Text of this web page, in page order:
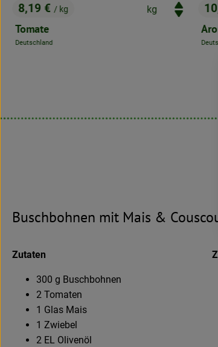
, Preis:
8,19 € / kg
Tomate
, Herkunft:
Deutschland
,
,
Buschbohnen mit Mais &
Zutaten
300 g Buschbohnen
2 Tomaten
1 Glas Mais
1 Zwiebel
2 EL Olivenöl